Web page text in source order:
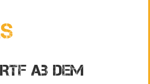
ab dem